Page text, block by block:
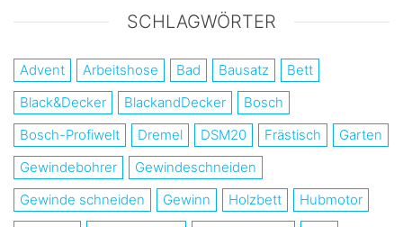
SCHLAGWÖRTER
Advent Arbeitshose Bad Bausatz
Bett
Black&Decker
BlackandDecker
Bosch
Bosch-Profiwelt
Dremel DSM20 Frästisch
Garten
Gewindebohrer
Gewindeschneiden
Gewinde schneiden
Gewinn Holzbett
Hubmotor